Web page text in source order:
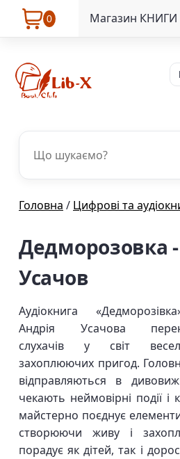
0 Магазин КНИГИ
Головна / Цифрові та
Дедморозовка
Усачов
Аудіокнига
Андрія Усачова
слухачів у світ
захоплюючих пригод.
відправляються в
чекають неймовірні події і
майстерно поєднує
створюючи живу і
порадує як дітей, так і